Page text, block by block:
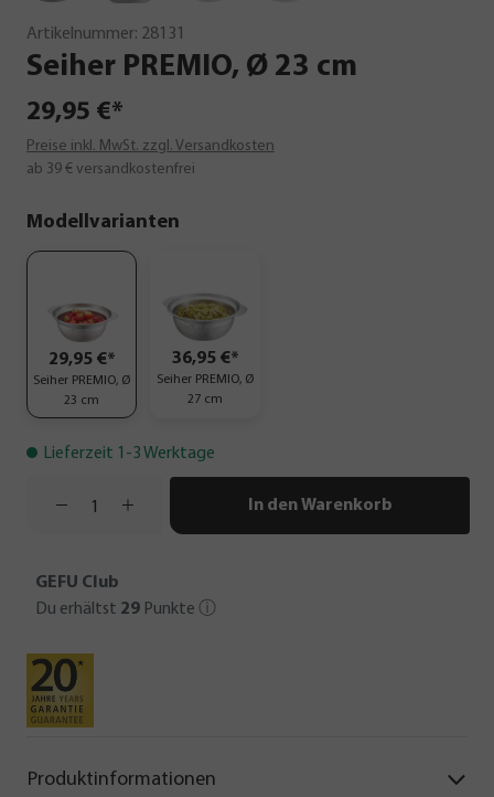
Artikelnummer: 28131
Seiher PREMIO, Ø 23 cm
29,95 €*
Preise inkl. MwSt. zzgl. Versandkosten
ab 39 € versandkostenfrei
Modellvarianten
29,95 €*
Seiher PREMIO, Ø
23 cm
36,95 €*
Seiher PREMIO, Ø
27 cm
Lieferzeit 1-3 Werktage
In den Warenkorb
GEFU Club
Du erhältst 29 Punkte ⓘ
Produktinformationen